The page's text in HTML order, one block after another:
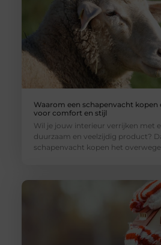
Waarom een schapenvacht kopen
voor comfort en stijl
Wil je jouw interieur verrijken met
duurzaam en veelzijdig product?
schapenvacht kopen het